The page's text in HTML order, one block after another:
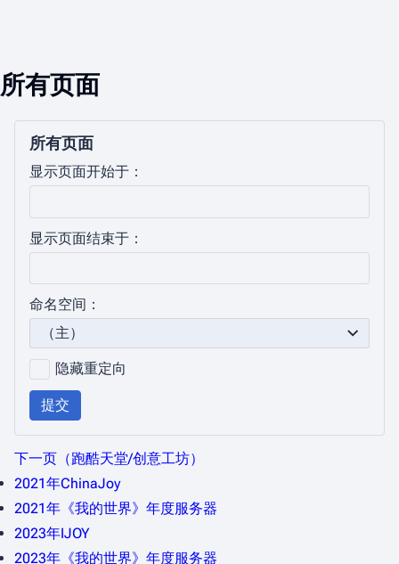
所有页面
所有页面
显示页面开始于：
显示页面结束于：
命名空间：
（主）
隐藏重定向
提交
下一页（跑酷天堂/创意工坊）
2021年ChinaJoy
2021年《我的世界》年度服务器
2023年IJOY
2023年《我的世界》年度服务器